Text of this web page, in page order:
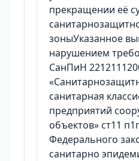
прекращении её
зоныУказанное
нарушением
СанПиН
санитарная
предприятий
объектов» ст11
Федерального
санитарно